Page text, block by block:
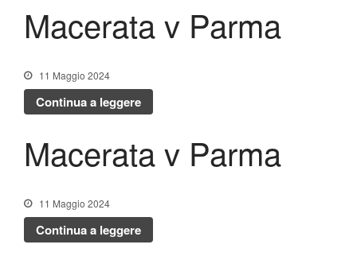
Macerata v Parma
11 Maggio 2024
Continua a leggere
Macerata v Parma
11 Maggio 2024
Continua a leggere